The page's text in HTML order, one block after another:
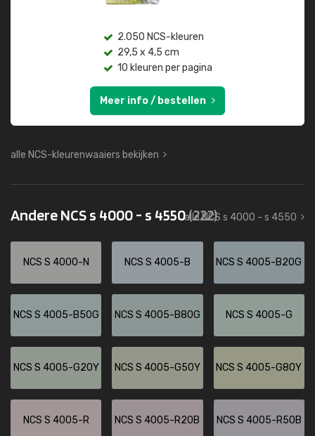
2.050 NCS-kleuren
29,5 x 4,5 cm
10 kleuren per pagina
Meer info / bestellen
alle NCS-kleurenwaaiers bekijken
Andere NCS s 4000 - s 4550(222)
alle NCS s 4000 - s 4550
NCS S 4000-N NCS S 4005-B NCS S 4005-B20G
NCS S 4005-B50G NCS S 4005-B80G NCS S 4005-G
NCS S 4005-G20Y NCS S 4005-G50Y NCS S 4005-G80Y
NCS S 4005-R NCS S 4005-R20B NCS S 4005-R50B